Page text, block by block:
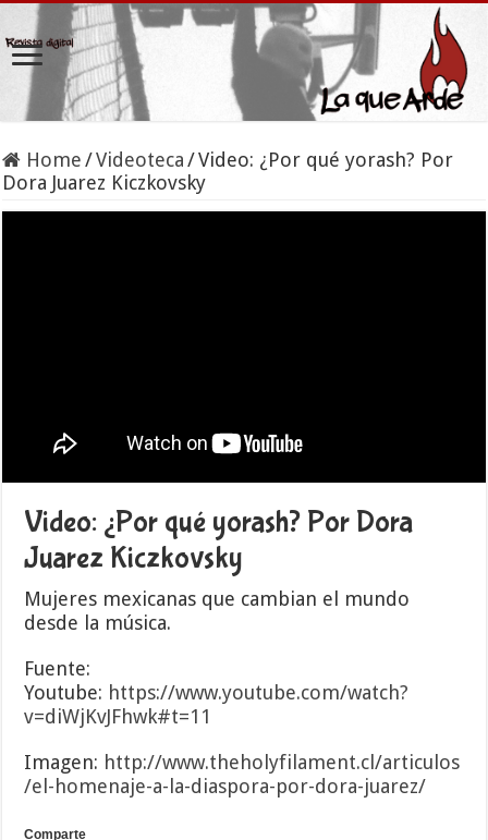
Home /Videoteca /Video: ¿Por qué yorash? Por
Dora Juarez Kiczkovsky
Video: ¿Por qué yorash? Por Dora
Juarez Kiczkovsky
Mujeres mexicanas que cambian el mundo
desde la música.
Fuente:
Youtube: https://www.youtube.com/watch?
v=diWjKvJFhwk#t=11
Imagen: http://www.theholyfilament.cl/articulos
/el-homenaje-a-la-diaspora-por-dora-juarez/
Comparte